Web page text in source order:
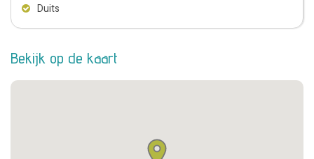
Duits
Bekijk op de kaart